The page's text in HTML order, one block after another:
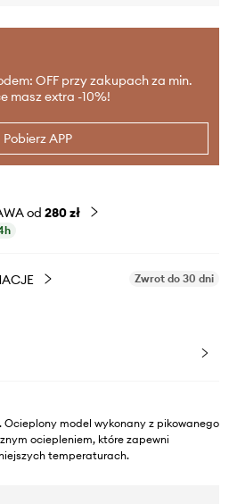
OFF przy zakupach za min.
masz extra -10%!
Pobierz APP
od 280 zł
Zwrot do 30 dni
Ocieplony model wykonany z pikowanego
ociepleniem, które zapewni
temperaturach.